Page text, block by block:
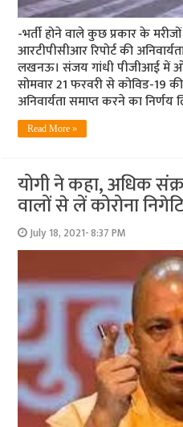
-भर्ती होने वाले कुछ प्रकार के
आरटीपीसीआर रिपोर्ट की
लखनऊ। संजय गांधी पीजीआई में
सोमवार 21 फरवरी से कोविड-19
अनिवार्यता समाप्त करने का निर्णय
Read More »
योगी ने कहा, अधिक
वालों से लें कोरोना
July 18, 2021- 8:37 PM